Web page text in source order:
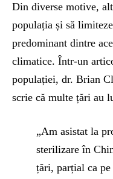
Din diverse motive,
populația și să
predominant dintre
climatice. Într-un
populației, dr. Brian
scrie că multe țări au
„Am asistat la
sterilizare în
țări, parțial ca